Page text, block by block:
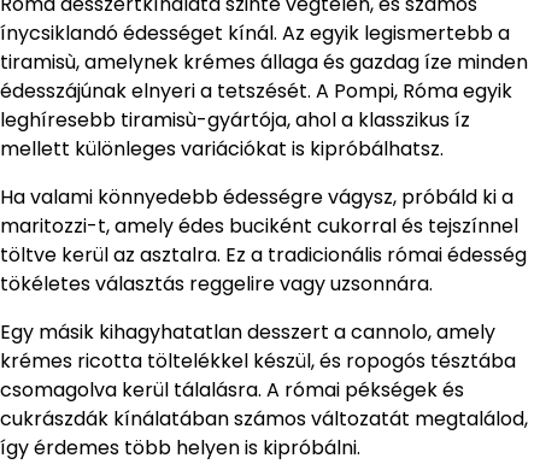
ínycsiklandó édességet kínál. Az egyik legismertebb a
tiramisù, amelynek krémes állaga és gazdag íze minden
édesszájúnak elnyeri a tetszését. A Pompi, Róma egyik
leghíresebb tiramisù-gyártója, ahol a klasszikus íz
mellett különleges variációkat is kipróbálhatsz.
Ha valami könnyedebb édességre vágysz, próbáld ki a
maritozzi-t, amely édes buciként cukorral és tejszínnel
töltve kerül az asztalra. Ez a tradicionális római édesség
tökéletes választás reggelire vagy uzsonnára.
Egy másik kihagyhatatlan desszert a cannolo, amely
krémes ricotta töltelékkel készül, és ropogós tésztába
csomagolva kerül tálalásra. A római pékségek és
cukrászdák kínálatában számos változatát megtalálod,
így érdemes több helyen is kipróbálni.